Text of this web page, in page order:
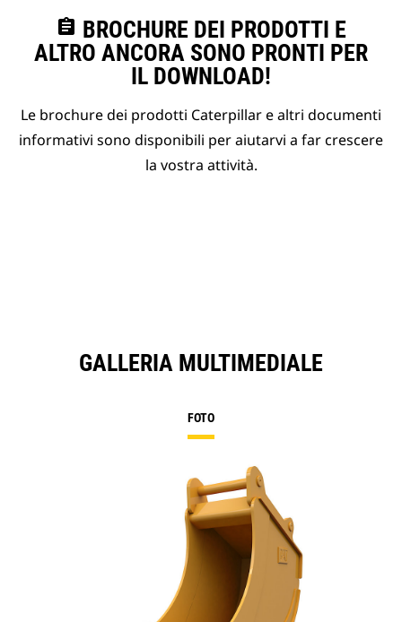
assignment BROCHURE DEI PRODOTTI E
ALTRO ANCORA SONO PRONTI PER
IL DOWNLOAD!
Le brochure dei prodotti Caterpillar e altri documenti
informativi sono disponibili per aiutarvi a far crescere
la vostra attività.
GALLERIA MULTIMEDIALE
FOTO